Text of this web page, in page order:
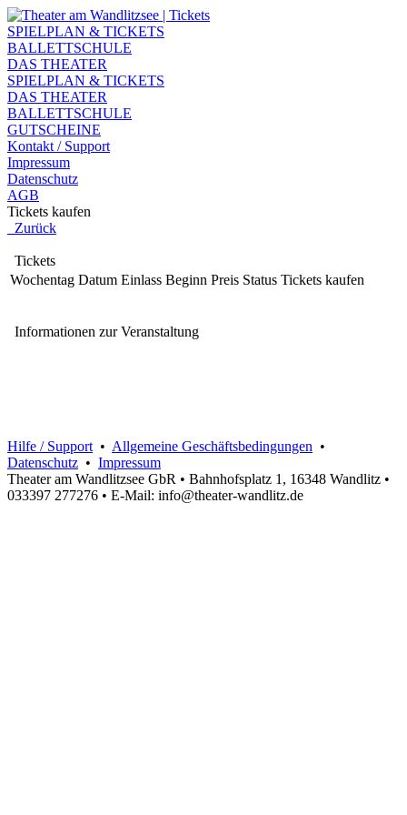
SPIELPLAN & TICKETS
BALLETTSCHULE
DAS THEATER
SPIELPLAN & TICKETS
DAS THEATER
BALLETTSCHULE
GUTSCHEINE
Kontakt / Support
Impressum
Datenschutz
AGB
Tickets kaufen
Zurück
Tickets
Wochentag Datum Einlass Beginn Preis Status Tickets kaufen
Informationen zur Veranstaltung
Hilfe / Support • Allgemeine Geschäftsbedingungen •
Datenschutz • Impressum
Theater am Wandlitzsee GbR • Bahnhofsplatz 1, 16348 Wandlitz •
033397 277276 • E-Mail: info@theater-wandlitz.de